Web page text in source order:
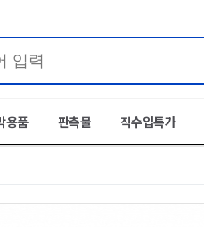
용품 판촉물 직수입특가